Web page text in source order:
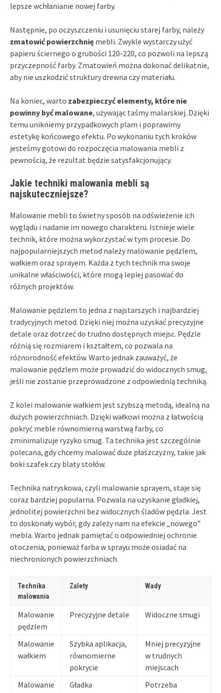
lepsze wchłanianie nowej farby.
Następnie, po oczyszczeniu i usunięciu starej farby, należy
zmatowić powierzchnię mebli. Zwykle wystarczy użyć
papieru ściernego o grubości 120-220, co pozwoli na lepszą
przyczepność farby. Zmatowień można dokonać delikatnie,
aby nie uszkodzić struktury drewna czy materiału.
Na koniec, warto zabezpieczyć elementy, które nie
powinny być malowane, używając taśmy malarskiej. Dzięki
temu unikniemy przypadkowych plam i poprawimy
estetykę końcowego efektu. Po wykonaniu tych kroków
jesteśmy gotowi do rozpoczęcia malowania mebli z
pewnością, że rezultat będzie satysfakcjonujący.
Jakie techniki malowania mebli są
najskuteczniejsze?
Malowanie mebli to świetny sposób na odświeżenie ich
wyglądu i nadanie im nowego charakteru. Istnieje wiele
technik, które można wykorzystać w tym procesie. Do
najpopularniejszych metod należy malowanie pędzlem,
wałkiem oraz sprayem. Każda z tych technik ma swoje
unikalne właściwości, które mogą lepiej pasować do
różnych projektów.
Malowanie pędzlem to jedna z najstarszych i najbardziej
tradycyjnych metod. Dzięki niej można uzyskać precyzyjne
detale oraz dotrzeć do trudno dostępnych miejsc. Pędzle
różnią się rozmiarem i kształtem, co pozwala na
różnorodność efektów. Warto jednak zauważyć, że
malowanie pędzlem może prowadzić do widocznych smug,
jeśli nie zostanie przeprowadzone z odpowiednią techniką.
Z kolei malowanie wałkiem jest szybszą metodą, idealną na
dużych powierzchniach. Dzięki wałkowi można z łatwością
pokryć meble równomierną warstwą farby, co
zminimalizuje ryzyko smug. Ta technika jest szczególnie
polecana, gdy chcemy malować duże płaszczyzny, takie jak
boki szafek czy blaty stołów.
Technika natryskowa, czyli malowanie sprayem, staje się
coraz bardziej popularna. Pozwala na uzyskanie gładkiej,
jednolitej powierzchni bez widocznych śladów pędzla. Jest
to doskonały wybór, gdy zależy nam na efekcie „nowego”
mebla. Warto jednak pamiętać o odpowiedniej ochronie
otoczenia, ponieważ farba w sprayu może osiadać na
niechronionych powierzchniach.
Technika
malowania
Zalety Wady
Malowanie
pędzlem
Precyzyjne detale Widoczne smugi
Malowanie
wałkiem
Szybka aplikacja,
równomierne
pokrycie
Mniej precyzyjne
w trudnych
miejscach
Malowanie
Gładka
Potrzeba